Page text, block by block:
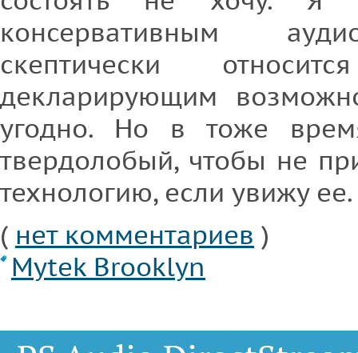
консервативным
скептически
декларирующим
угодно. Но в тоже
твердолобый, чтобы не
технологию, если увижу ее.
( нет комментариев )
Mytek Brooklyn